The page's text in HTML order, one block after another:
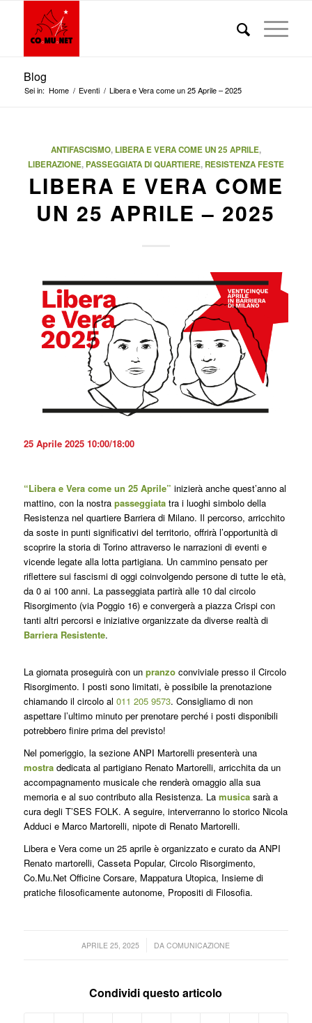
Blog
Sei in: Home / Eventi / Libera e Vera come un 25 Aprile – 2025
ANTIFASCISMO, LIBERA E VERA COME UN 25 APRILE,
LIBERAZIONE,PASSEGGIATA DI QUARTIERE, RESISTENZAFESTE
LIBERA E VERA COME
UN 25 APRILE – 2025
25 Aprile 2025 10:00/18:00
“Libera e Vera come un 25 Aprile” inizierà anche quest’annoal
mattino, con la nostra passeggiatatra i luoghi simbolo della
Resistenza nel quartiere Barriera di Milano. Il percorso, arricchito
da soste in punti significativi del territorio, offrirà l’opportunità di
scoprire la storia di Torino attraverso le narrazioni di eventi e
vicende legate alla lotta partigiana. Un cammino pensato per
riflettere sui fascismi di oggi coinvolgendo persone di tutte le età,
da 0 ai 100 anni. La passeggiata partirà alle 10 dal circolo
Risorgimento (via Poggio 16) e convergerà a piazza Crispi con
tanti altri percorsi e iniziative organizzate da diverse realtà di
Barriera Resistente.
La giornata proseguirà con un pranzoconviviale presso il Circolo
Risorgimento. I posti sono limitati, è possibile la prenotazione
chiamando il circolo al 011 205 9573. Consigliamo di non
aspettare l’ultimo minuto per prenotare perché i posti disponibili
potrebbero finire prima del previsto!
Nel pomeriggio, la sezione ANPI Martorelli presenterà una
mostradedicata al partigiano Renato Martorelli, arricchita da un
accompagnamento musicale che renderà omaggio alla sua
memoria e al suo contributo alla Resistenza. La musica sarà a
cura degli T’SES FOLK. A seguire, interverranno lo storico Nicola
Adduci e Marco Martorelli, nipote di Renato Martorelli.
Libera e Vera come un 25 aprile è organizzato e curato da ANPI
Renato martorelli, Casseta Popular, Circolo Risorgimento,
Co.Mu.Net Officine Corsare, Mappatura Utopica, Insieme di
pratiche filosoficamente autonome, Propositi di Filosofia.
APRILE 25, 2025
/ DACOMUNICAZIONE
Condividi questo articolo